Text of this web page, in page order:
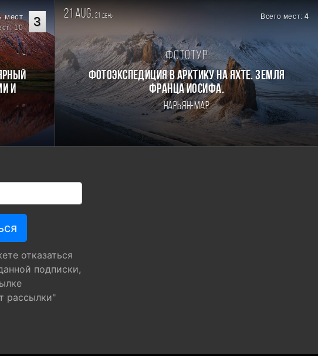
3
мест
10
и
21 aug. 21 день Всего мест:4
Фототур
Фотоэкспедиция в Арктику на яхте. Земля
Франца Иосифа.
Нарьян-Мар
отказаться
подписки,
рассылки"